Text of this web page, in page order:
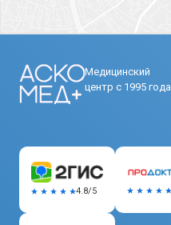
Медицинский
центр с 1995 года
4.8/5